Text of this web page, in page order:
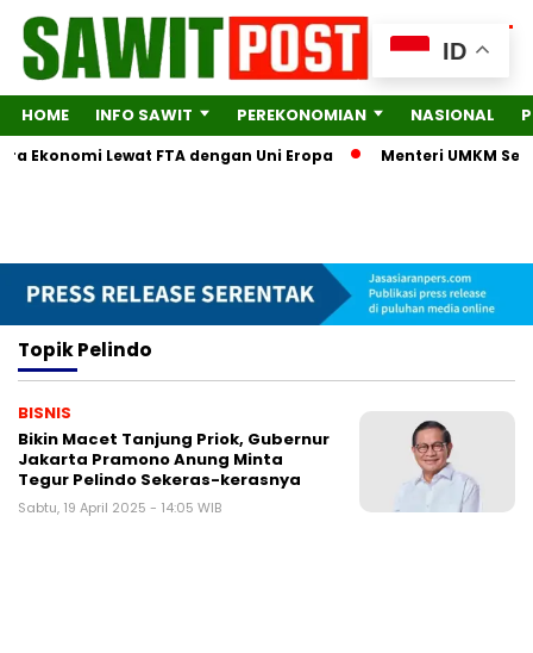
HOME INFO SAWIT PEREKONOMIAN NASIONAL
Lewat FTA dengan Uni Eropa Menteri UMKM
TopikPelindo
BISNIS
Bikin Macet Tanjung Priok, Gubernur
Jakarta Pramono Anung Minta
Tegur Pelindo Sekeras-kerasnya
Sabtu, 19 April 2025 - 14:05 WIB
ID